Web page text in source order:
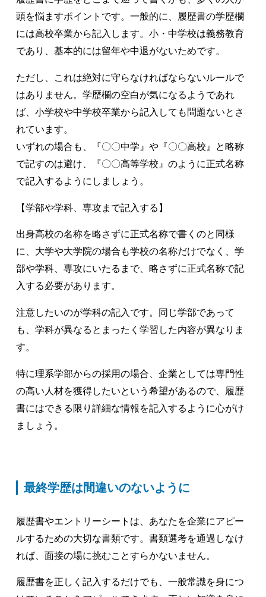
頭を悩ますポイントです。一般的に、履歴書の学歴欄
には高校卒業から記入します。小・中学校は義務教育
であり、基本的には留年や中退がないためです。
ただし、これは絶対に守らなければならないルールで
はありません。学歴欄の空白が気になるようであれ
ば、小学校や中学校卒業から記入しても問題ないとさ
れています。
いずれの場合も、『〇〇中学』や『〇〇高校』と略称
で記すのは避け、『〇〇高等学校』のように正式名称
で記入するようにしましょう。
【学部や学科、専攻まで記入する】
出身高校の名称を略さずに正式名称で書くのと同様
に、大学や大学院の場合も学校の名称だけでなく、学
部や学科、専攻にいたるまで、略さずに正式名称で記
入する必要があります。
注意したいのが学科の記入です。同じ学部であって
も、学科が異なるとまったく学習した内容が異なりま
す。
特に理系学部からの採用の場合、企業としては専門性
の高い人材を獲得したいという希望があるので、履歴
書にはできる限り詳細な情報を記入するように心がけ
ましょう。
最終学歴は間違いのないように
履歴書やエントリーシートは、あなたを企業にアピー
ルするための大切な書類です。書類選考を通過しなけ
れば、面接の場に挑むことすらかないません。
履歴書を正しく記入するだけでも、一般常識を身につ